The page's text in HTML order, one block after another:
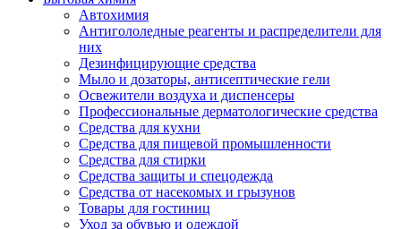
Автохимия
Антигололедные реагенты и распределители для
них
Дезинфицирующие средства
Мыло и дозаторы, антисептические гели
Освежители воздуха и диспенсеры
Профессиональные дерматологические средства
Средства для кухни
Средства для пищевой промышленности
Средства для стирки
Средства защиты и спецодежда
Средства от насекомых и грызунов
Товары для гостиниц
Уход за обувью и одеждой